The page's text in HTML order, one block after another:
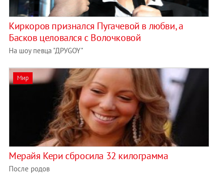
Киркоров признался Пугачевой в любви, а
Басков целовался с Волочковой
На шоу певца "ДРУGOY"
Мир
Мерайя Кери сбросила 32 килограмма
После родов